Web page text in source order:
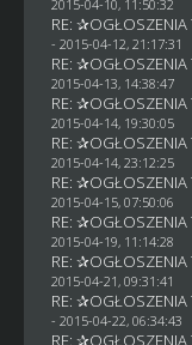
2015-04-10, 11:50:32
RE: ✰OGŁOSZENIA
- 2015-04-12, 21:17:31
RE: ✰OGŁOSZENIA
2015-04-13, 14:38:47
RE: ✰OGŁOSZENIA
2015-04-14, 19:30:05
RE: ✰OGŁOSZENIA
2015-04-14, 23:12:25
RE: ✰OGŁOSZENIA
2015-04-15, 07:50:06
RE: ✰OGŁOSZENIA
2015-04-19, 11:14:28
RE: ✰OGŁOSZENIA
2015-04-21, 09:31:41
RE: ✰OGŁOSZENIA
- 2015-04-22, 06:34:43
RE: ✰OGŁOSZENIA